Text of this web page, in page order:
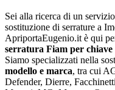
Sei alla ricerca di un
sostituzione di serrature a
ApriportaEugenio.it è qui
serratura Fiam per
Siamo specializzati nella
modello e marca, tra cui
Defender, Dierre,